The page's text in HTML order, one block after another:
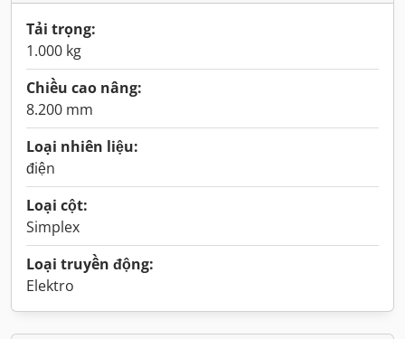
Tải trọng:
1.000 kg
Chiều cao nâng:
8.200 mm
Loại nhiên liệu:
điện
Loại cột:
Simplex
Loại truyền động:
Elektro